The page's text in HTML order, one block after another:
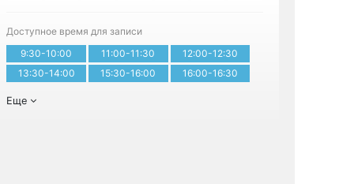
Доступное время для записи
9:30-10:00
11:00-11:30
12:00-12:30
13:30-14:00
15:30-16:00 16:00-16:30
Еще